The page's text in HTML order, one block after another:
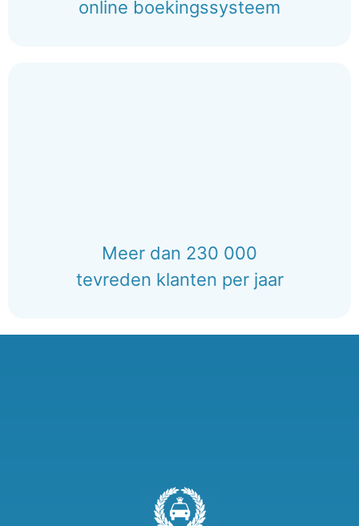
online boekingssysteem
Meer dan 230 000
tevreden klanten per jaar